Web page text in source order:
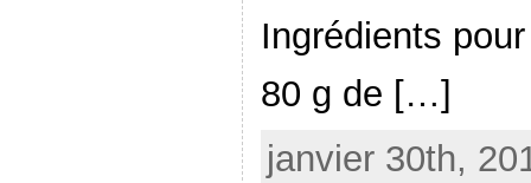
Ingrédients
80 g de […]
janvier 30th,